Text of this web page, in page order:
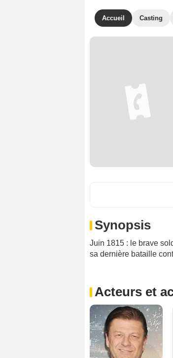
Accueil Casting
Synopsis
Juin 1815 : le brave
sa dernière bataille
Acteurs et